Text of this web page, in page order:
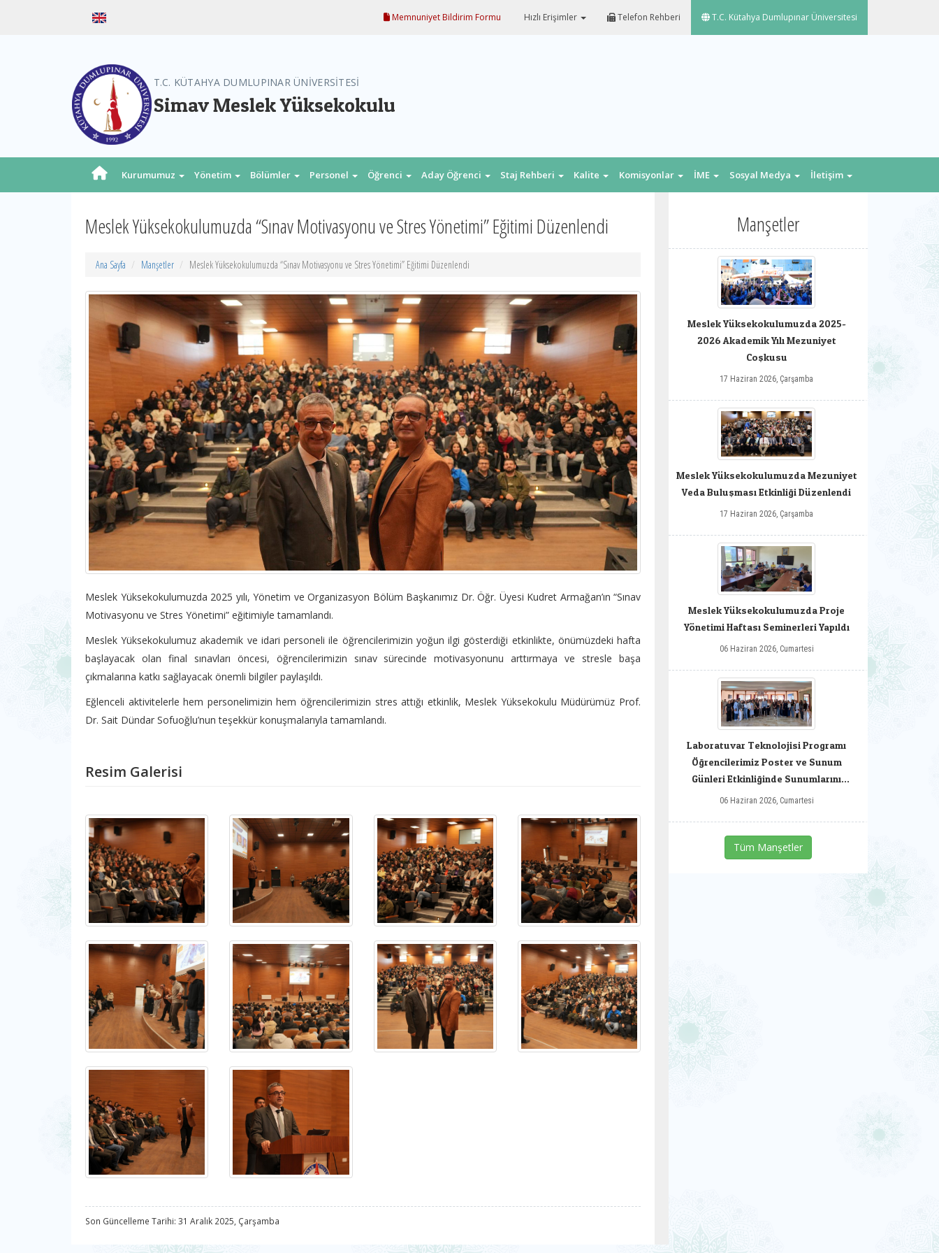
Memnuniyet Bildirim Formu Hızlı Erişimler Telefon Rehberi T.C. Kütahya Dumlupınar Üniversitesi
T.C. KÜTAHYA DUMLUPINAR ÜNİVERSİTESİ
Simav Meslek Yüksekokulu
Kurumumuz Yönetim Bölümler Personel Öğrenci Aday Öğrenci Staj Rehberi Kalite Komisyonlar İME Sosyal Medya İletişim
Meslek Yüksekokulumuzda “Sınav Motivasyonu ve Stres Yönetimi” Eğitimi Düzenlendi
Ana Sayfa Manşetler Meslek Yüksekokulumuzda “Sınav Motivasyonu ve Stres Yönetimi” Eğitimi Düzenlendi
Meslek Yüksekokulumuzda 2025 yılı, Yönetim ve Organizasyon Bölüm Başkanımız Dr. Öğr. Üyesi Kudret Armağan’ın “Sınav
Motivasyonu ve Stres Yönetimi” eğitimiyle tamamlandı.
Meslek Yüksekokulumuz akademik ve idari personeli ile öğrencilerimizin yoğun ilgi gösterdiği etkinlikte, önümüzdeki hafta
başlayacak olan final sınavları öncesi, öğrencilerimizin sınav sürecinde motivasyonunu arttırmaya ve stresle başa
çıkmalarına katkı sağlayacak önemli bilgiler paylaşıldı.
Eğlenceli aktivitelerle hem personelimizin hem öğrencilerimizin stres attığı etkinlik, Meslek Yüksekokulu Müdürümüz Prof.
Dr. Sait Dündar Sofuoğlu’nun teşekkür konuşmalarıyla tamamlandı.
Resim Galerisi
Son Güncelleme Tarihi: 31 Aralık 2025, Çarşamba
Manşetler
Meslek Yüksekokulumuzda 2025-
2026 Akademik Yılı Mezuniyet
Coşkusu
17 Haziran 2026, Çarşamba
Meslek Yüksekokulumuzda Mezuniyet
Veda Buluşması Etkinliği Düzenlendi
17 Haziran 2026, Çarşamba
Meslek Yüksekokulumuzda Proje
Yönetimi Haftası Seminerleri Yapıldı
06 Haziran 2026, Cumartesi
Laboratuvar Teknolojisi Programı
Öğrencilerimiz Poster ve Sunum
Günleri Etkinliğinde Sunumlarını
Gerçekleştirdiler
06 Haziran 2026, Cumartesi
Tüm Manşetler